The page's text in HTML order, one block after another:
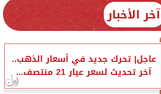
آخر الأخبار
عاجل| تحرك جديد في أسعار الذهب..
آخر تحديث لسعر عيار 21 منتصف...